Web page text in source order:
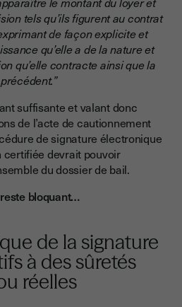
tels qu’ils figurent au contrat
de façon explicite et
qu’elle a de la nature et
qu’elle contracte ainsi que la
suffisante et valant donc
de l’acte de cautionnement
de signature électronique
certifiée devrait pouvoir
du dossier de bail.
bloquant…
de la signature
à des sûretés
réelles